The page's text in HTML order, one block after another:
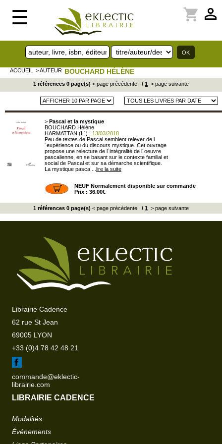
☰ perm_identity
shopping_cart
ACCUEIL > AUTEUR BOUCHARD HÉLÈNE
1 références 0 page(s) < page précédente / 1 > page suivante
> Pascal et la mystique
BOUCHARD Hélène
HARMATTAN (L´) : 13/03/2018
Peu de textes de Pascal semblent relever de l
´expérience ou du discours mystique. Cet ouvrage
propose une relecture de l´intégralité de l´oeuvre
pascalienne, en se basant sur le contexte familial et
social de Pascal et sur sa démarche scientifique.
La mystique pasca ... lire la suite
NEUF Normalement disponible sur commande
Prix : 36.00€
1 références 0 page(s) < page précédente / 1 > page suivante
Librairie Cadence
62 rue St Jean
69005 LYON
+33 (0)4 78 42 48 21
commande@eklectic-
librairie.com
LIBRAIRIE CADENCE
Modalités
Événements